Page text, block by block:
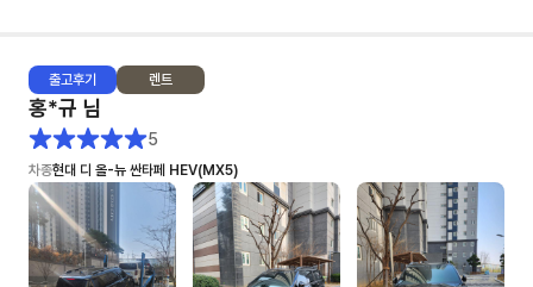
보조금이라던지, 출고시 탁송처럼 딜러님의 영향이 아닌 부분에서 문제가 있
을때도 딜러님이 모든 부분을 다 해결해주셨습니다.
특히 탁송건은 정말 너무 감사드렸습니다. "제가 만약~"이라는 고객의 편에
기간이 종료가 되어도 저는 정희철 딜러님과 함께 하고 싶습니다.
출고후기 렌트
홍*규 님
5
차종현대 디 올-뉴 싼타페 HEV(MX5)